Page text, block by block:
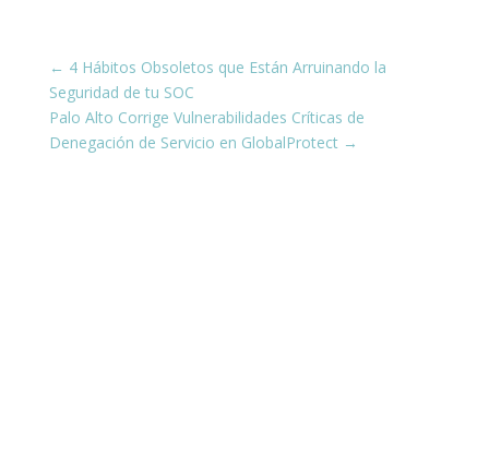
← 4 Hábitos Obsoletos que Están Arruinando la
Seguridad de tu SOC
Palo Alto Corrige Vulnerabilidades Críticas de
Denegación de Servicio en GlobalProtect→